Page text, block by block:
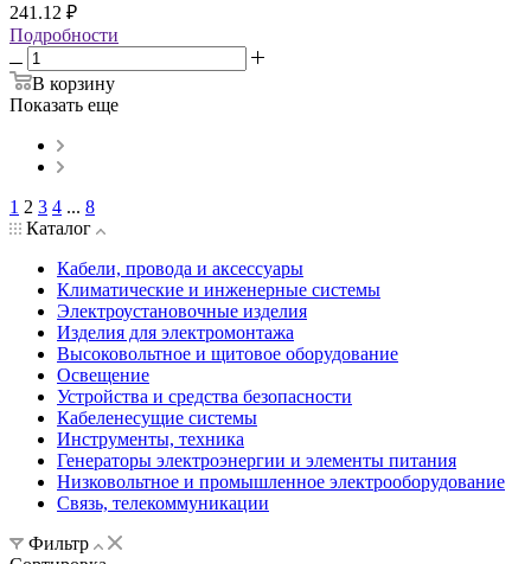
241.12 ₽
Подробности
В корзину
Показать еще
1 2 3 4 ... 8
Каталог
Кабели, провода и аксессуары
Климатические и инженерные системы
Электроустановочные изделия
Изделия для электромонтажа
Высоковольтное и щитовое оборудование
Освещение
Устройства и средства безопасности
Кабеленесущие системы
Инструменты, техника
Генераторы электроэнергии и элементы питания
Низковольтное и промышленное электрооборудование
Связь, телекоммуникации
Фильтр